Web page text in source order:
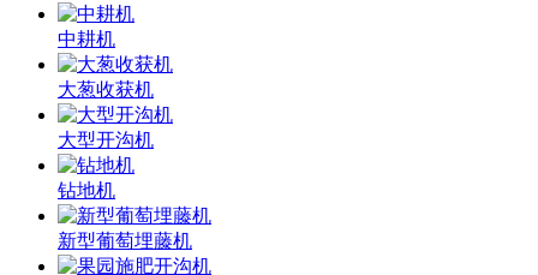
中耕机
大葱收获机
大型开沟机
钻地机
新型葡萄埋藤机